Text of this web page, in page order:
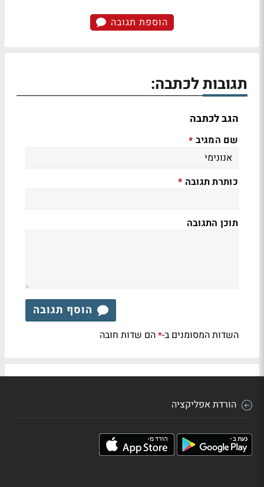
הוספת תגובה
תגובות לכתבה:
הגב לכתבה
שם המגיב *
כותרת תגובה *
תוכן התגובה
הוסף תגובה
השדות המסומנים ב-*הם שדות חובה
הורדת אפליקציה